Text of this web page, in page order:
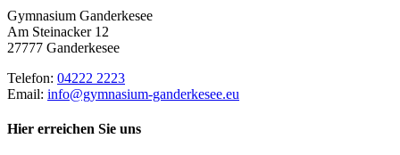
Gymnasium Ganderkesee
Am Steinacker 12
27777 Ganderkesee
Telefon: 04222 2223
Email: info@gymnasium-ganderkesee.eu
Hier erreichen Sie uns